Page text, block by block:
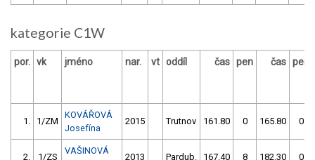
kategorie C1W
por. vk jméno nar. vt oddíl čas pen čas pen
1. 1/ZM
KOVÁŘOVÁ
Josefína
2015 Trutnov 161.80 0 165.80 0
2. 1/ZS
VAŠINOVÁ
2013 Pardub. 167.40 8 182.30 0